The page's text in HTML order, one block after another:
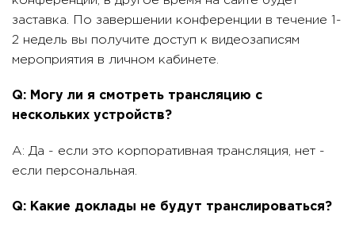
заставка. По завершении конференции в течение 1-
2 недель вы получите доступ к видеозаписям
мероприятия в личном кабинете.
Q: Могу ли я смотреть трансляцию с
нескольких устройств?
A: Да - если это корпоративная трансляция, нет -
если персональная.
Q: Какие доклады не будут транслироваться?